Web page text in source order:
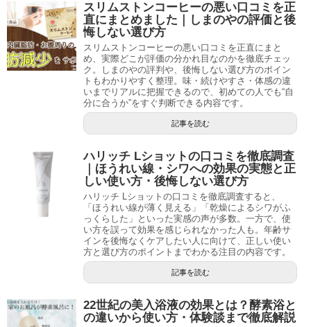
スリムストンコーヒーの悪い口コミを正
直にまとめました｜しまのやの評価と後
悔しない選び方
スリムストンコーヒーの悪い口コミを正直にまと
め、実際どこが評価の分かれ目なのかを徹底チェッ
ク。しまのやの評判や、後悔しない選び方のポイン
トもわかりやすく整理。味・続けやすさ・体感の違
いまでリアルに把握できるので、初めての人でも“自
分に合うか”をすぐ判断できる内容です。
記事を読む
ハリッチ Lショットの口コミを徹底調査
｜ほうれい線・シワへの効果の実態と正
しい使い方・後悔しない選び方
ハリッチ Lショットの口コミを徹底調査すると、
「ほうれい線が薄く見える」「乾燥によるシワがふ
っくらした」といった実感の声が多数。一方で、使
い方を誤って効果を感じられなかった人も。年齢サ
インを後悔なくケアしたい人に向けて、正しい使い
方と選び方のポイントまでわかる注目の内容です。
記事を読む
22世紀の美入浴液の効果とは？酵素浴と
の違いから使い方・体験談まで徹底解説